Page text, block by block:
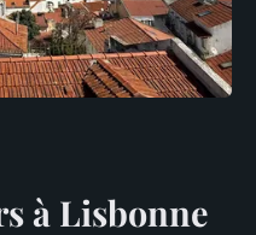
à Lisbonne